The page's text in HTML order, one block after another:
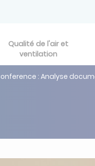
Qualité de l'air et
ventilation
: Analyse